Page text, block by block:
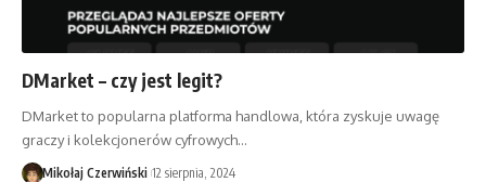
DMarket – czy jest legit?
DMarket to popularna platforma handlowa, która zyskuje uwagę
graczy i kolekcjonerów cyfrowych…
Mikołaj Czerwiński 12 sierpnia, 2024